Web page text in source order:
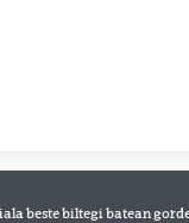
beste biltegi batean